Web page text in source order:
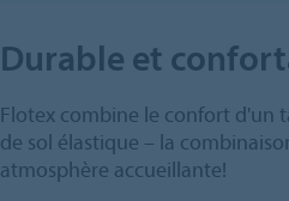
Durable et
Flotex combine le confort d'un
de sol élastique – la
atmosphère accueillante!